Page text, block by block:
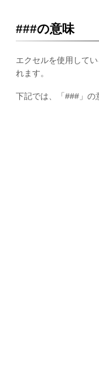
###の意味
エクセルを使用して
れます。
下記では、「###」の